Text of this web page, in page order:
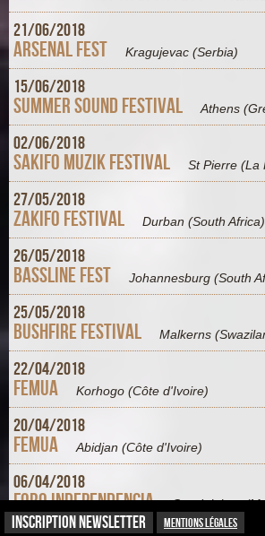
21/06/2018
Arsenal Fest Kragujevac (Serbia)
15/06/2018
Summer Sound Festival Athens
02/06/2018
Sakifo Muzik Festival St Pierre (La
27/05/2018
Zakifo Festival Durban (South Africa)
26/05/2018
Bassline Fest Johannesburg (South
25/05/2018
Bushfire Festival Malkerns
22/04/2018
FEMUA Korhogo (Côte d'Ivoire)
20/04/2018
FEMUA Abidjan (Côte d'Ivoire)
06/04/2018
Foro Independencia Guadalajara
INSCRIPTION NEWSLETTER Mentions légales